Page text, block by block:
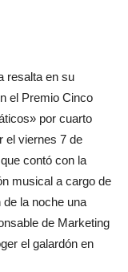
resalta en su
el Premio Cinco
por cuarto
el viernes 7 de
contó con la
musical a cargo de
la noche una
de Marketing
el galardón en